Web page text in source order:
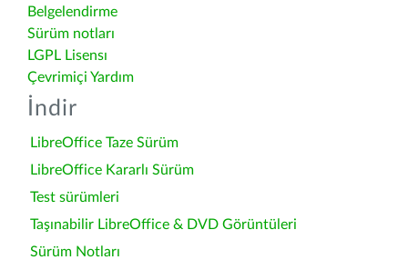
Belgelendirme
Sürüm notları
LGPL Lisensı
Çevrimiçi Yardım
İndir
LibreOffice Taze Sürüm
LibreOffice Kararlı Sürüm
Test sürümleri
Taşınabilir LibreOffice & DVD Görüntüleri
Sürüm Notları